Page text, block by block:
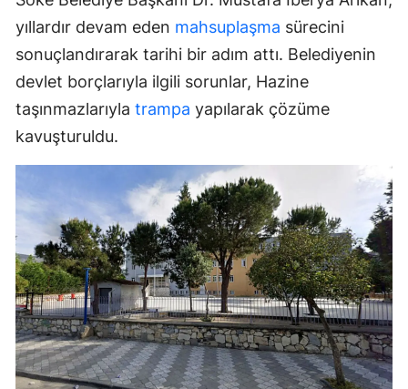
yıllardır devam eden mahsuplaşma sürecini
sonuçlandırarak tarihi bir adım attı. Belediyenin
devlet borçlarıyla ilgili sorunlar, Hazine
taşınmazlarıyla trampa yapılarak çözüme
kavuşturuldu.